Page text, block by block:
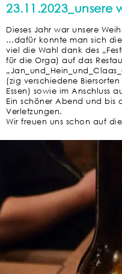
23.11.2023_unsere
Dieses Jahr war unsere
…dafür konnte man sich
viel die Wahl dank des
für die Orga) auf das
(zig verschiedene
Essen) sowie im Anschluss
Ein schöner Abend und bis
Verletzungen.
Wir freuen uns schon auf